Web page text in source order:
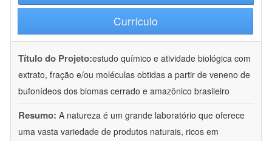
Currículo
Título do Projeto:estudo químico e atividade biológica com
extrato, fração e/ou moléculas obtidas a partir de veneno de
bufonídeos dos biomas cerrado e amazônico brasileiro
Resumo: A natureza é um grande laboratório que oferece
uma vasta variedade de produtos naturais, ricos em